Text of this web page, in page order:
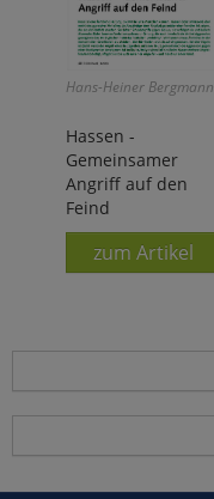
Hans-Heiner Bergmann
Hassen -
Gemeinsamer
Angriff auf den
Feind
zum Artikel